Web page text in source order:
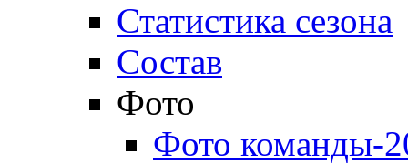
Статистика сезона
Состав
Фото
Фото команды-